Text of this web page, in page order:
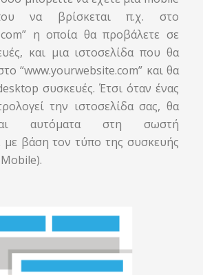
να βρίσκεται π.χ. στο
η οποία θα προβάλετε σε
και μια ιστοσελίδα που θα
“www.yourwebsite.com” και θα
συσκευές. Έτσι όταν ένας
την ιστοσελίδα σας, θα
αυτόματα στη σωστή
με βάση τον τύπο της συσκευής